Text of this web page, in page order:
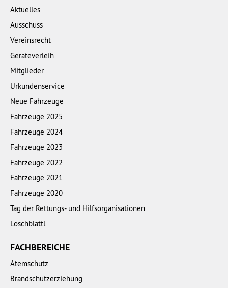
Aktuelles
Ausschuss
Vereinsrecht
Geräteverleih
Mitglieder
Urkundenservice
Neue Fahrzeuge
Fahrzeuge 2025
Fahrzeuge 2024
Fahrzeuge 2023
Fahrzeuge 2022
Fahrzeuge 2021
Fahrzeuge 2020
Tag der Rettungs- und Hilfsorganisationen
Löschblattl
FACHBEREICHE
Atemschutz
Brandschutzerziehung